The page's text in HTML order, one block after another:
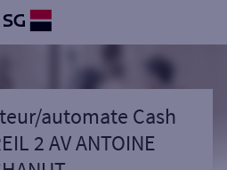
automate Cash
2 AV ANTOINE